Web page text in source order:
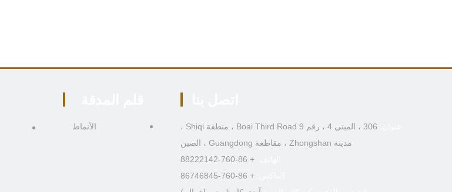
306 ، المبنى 4 ، رقم 9 Boai Third Road ، منطقة Shiqi ،
مدينة Zhongshan ، مقاطعة Guangdong ، الصين
+ 86-760-88222142
+ 86-760-86746845
الأنماط